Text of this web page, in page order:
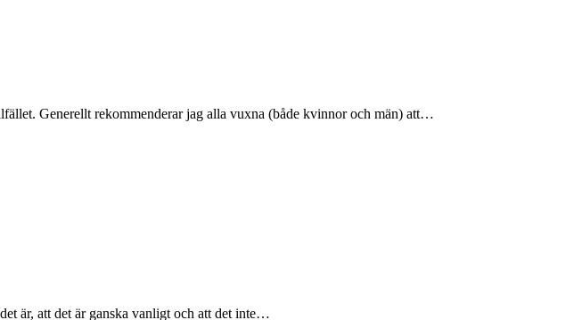
Generellt rekommenderar jag alla vuxna (både kvinnor och män) att…
är, att det är ganska vanligt och att det inte…